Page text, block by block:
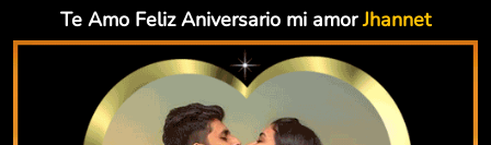
Te Amo Feliz Aniversario mi amorJhannet